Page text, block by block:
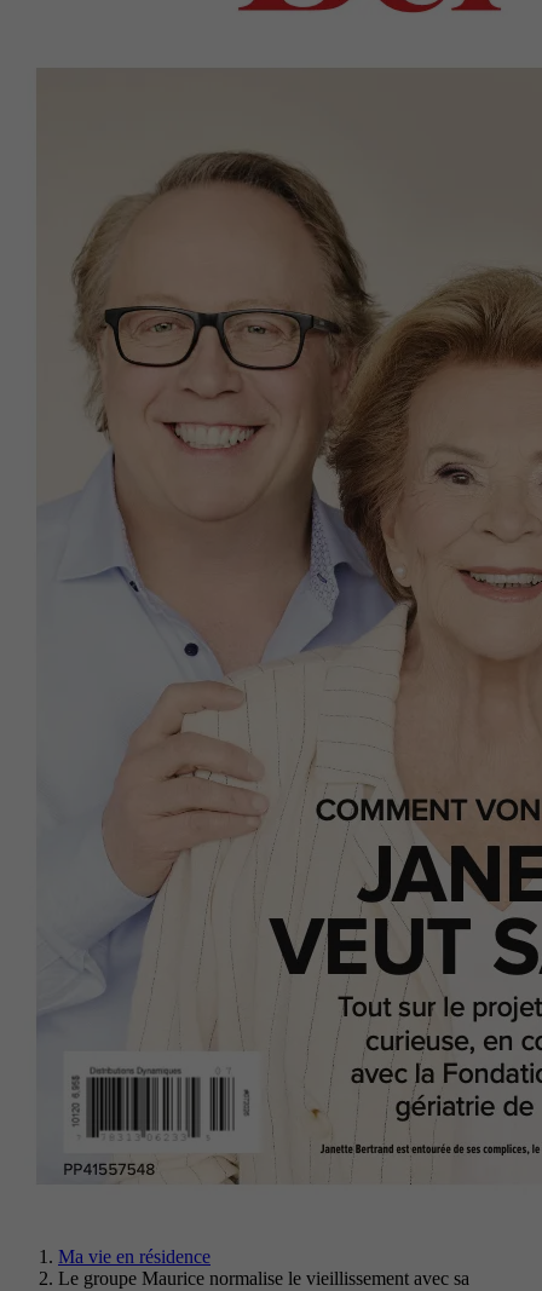
Ma vie en résidence
Le groupe Maurice normalise le vieillissement avec sa